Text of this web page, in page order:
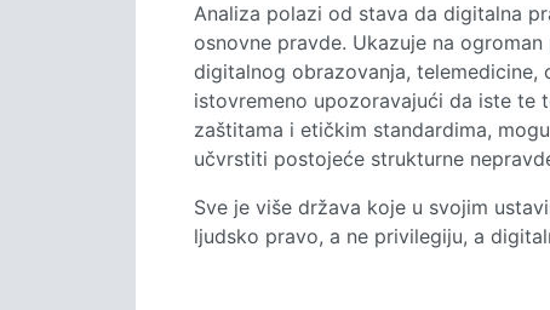
Analiza polazi od stava da digitalna
osnovne pravde. Ukazuje na
digitalnog obrazovanja, telemedicine,
istovremeno upozoravajući da iste te
zaštitama i etičkim standardima,
učvrstiti postojeće strukturne
Sve je više država koje u svojim
ljudsko pravo, a ne privilegiju, a